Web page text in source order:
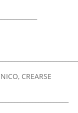
CREARSE